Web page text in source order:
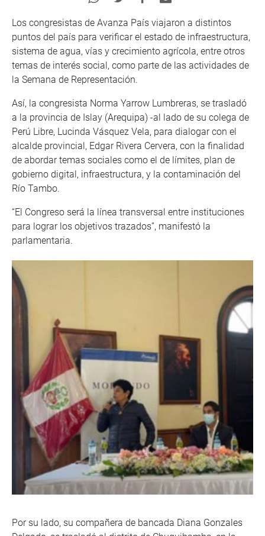
Los congresistas de Avanza País viajaron a distintos
puntos del país para verificar el estado de infraestructura,
sistema de agua, vías y crecimiento agrícola, entre otros
temas de interés social, como parte de las actividades de
la Semana de Representación.
Así, la congresista Norma Yarrow Lumbreras, se trasladó
a la provincia de Islay (Arequipa) -al lado de su colega de
Perú Libre, Lucinda Vásquez Vela, para dialogar con el
alcalde provincial, Edgar Rivera Cervera, con la finalidad
de abordar temas sociales como el de límites, plan de
gobierno digital, infraestructura, y la contaminación del
Río Tambo.
“El Congreso será la línea transversal entre instituciones
para lograr los objetivos trazados”, manifestó la
parlamentaria.
Por su lado, su compañera de bancada Diana Gonzales